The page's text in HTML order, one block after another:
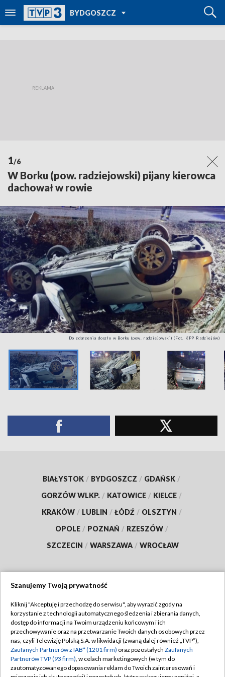
BYDGOSZCZ
TVP REGIONY
1/6
W Borku (pow. radziejowski) pijany kierowca
dachował w rowie
Do zdarzenia doszło w Borku (pow. radziejowski) (Fot. KPP Radziejów)
BIAŁYSTOK / BYDGOSZCZ / GDAŃSK /
GORZÓW WLKP. / KATOWICE / KIELCE /
KRAKÓW / LUBLIN / ŁÓDŹ / OLSZTYN /
OPOLE / POZNAŃ / RZESZÓW /
SZCZECIN / WARSZAWA / WROCŁAW
TVP
Abonament TVP
Emisja w TVP
Centrum informacji TVP
Regulamin TVP
Polityka prywatności
Moje zgody
Szanujemy Twoją prywatność
Kliknij "Akceptuję i przechodzę do serwisu", aby wyrazić zgody na
korzystanie z technologii automatycznego śledzenia i zbierania danych,
dostęp do informacji na Twoim urządzeniu końcowym i ich
przechowywanie oraz na przetwarzanie Twoich danych osobowych przez
nas, czyli Telewizję Polską S.A. w likwidacji (zwaną dalej również „TVP”),
Zaufanych Partnerów z IAB* (1201 firm) oraz pozostałych Zaufanych
Partnerów TVP (93 firm), w celach marketingowych (w tym do
zautomatyzowanego dopasowania reklam do Twoich zainteresowań i